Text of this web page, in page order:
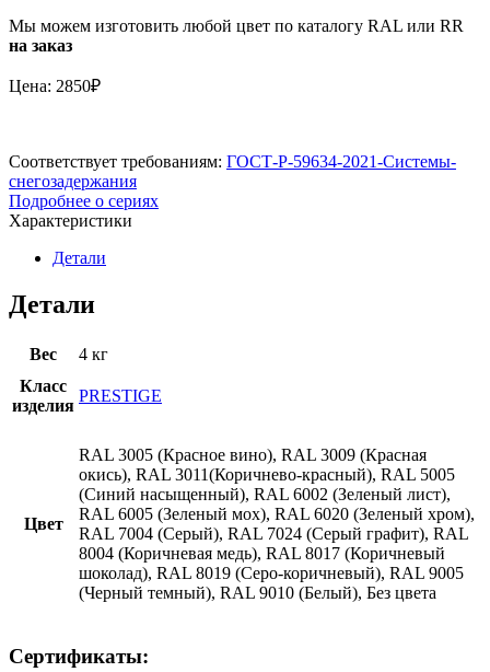
Мы можем изготовить любой цвет по каталогу RAL или RR
на заказ
Цена: 2850₽
Соответствует требованиям: ГОСТ-Р-59634-2021-Системы-
снегозадержания
Подробнее о сериях
Характеристики
Детали
Детали
Вес
4 кг
Класс
изделия
PRESTIGE
Цвет
RAL 3005 (Красное вино), RAL 3009 (Красная
окись), RAL 3011(Коричнево-красный), RAL 5005
(Синий насыщенный), RAL 6002 (Зеленый лист),
RAL 6005 (Зеленый мох), RAL 6020 (Зеленый хром),
RAL 7004 (Серый), RAL 7024 (Серый графит), RAL
8004 (Коричневая медь), RAL 8017 (Коричневый
шоколад), RAL 8019 (Серо-коричневый), RAL 9005
(Черный темный), RAL 9010 (Белый), Без цвета
Сертификаты: